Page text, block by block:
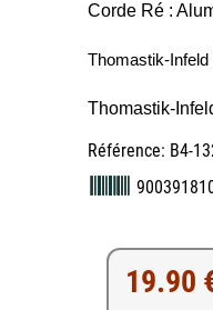
Corde Ré :
Thomastik-Infeld
Thomastik-
Référence: B4-
19.90